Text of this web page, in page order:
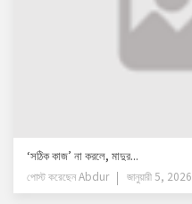
‘সঠিক কাজ’ না করলে, মাদুর...
পোস্ট করেছেনAbdur জানুয়ারী 5, 2026